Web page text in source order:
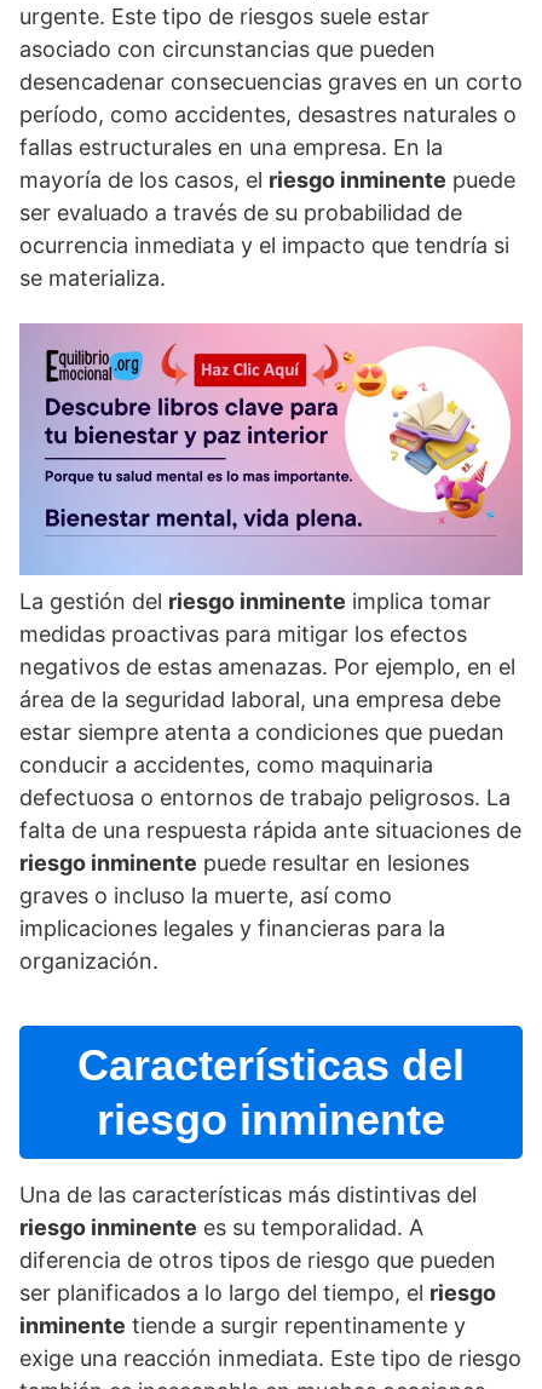
urgente. Este tipo de riesgos suele estar
asociado con circunstancias que pueden
desencadenar consecuencias graves en un corto
perí­odo, como accidentes, desastres naturales o
fallas estructurales en una empresa. En la
mayorí­a de los casos, el riesgo inminente puede
ser evaluado a través de su probabilidad de
ocurrencia inmediata y el impacto que tendrí­a si
se materializa.
La gestión del riesgo inminente implica tomar
medidas proactivas para mitigar los efectos
negativos de estas amenazas. Por ejemplo, en el
área de la seguridad laboral, una empresa debe
estar siempre atenta a condiciones que puedan
conducir a accidentes, como maquinaria
defectuosa o entornos de trabajo peligrosos. La
falta de una respuesta rápida ante situaciones de
riesgo inminente puede resultar en lesiones
graves o incluso la muerte, así­ como
implicaciones legales y financieras para la
organización.
Caracterí­sticas del
riesgo inminente
Una de las caracterí­sticas más distintivas del
riesgo inminente es su temporalidad. A
diferencia de otros tipos de riesgo que pueden
ser planificados a lo largo del tiempo, el riesgo
inminente tiende a surgir repentinamente y
exige una reacción inmediata. Este tipo de riesgo